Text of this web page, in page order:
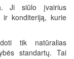
Ji siūlo įvairius
ir konditeriją, kurie
tik natūralias
standartų. Tai